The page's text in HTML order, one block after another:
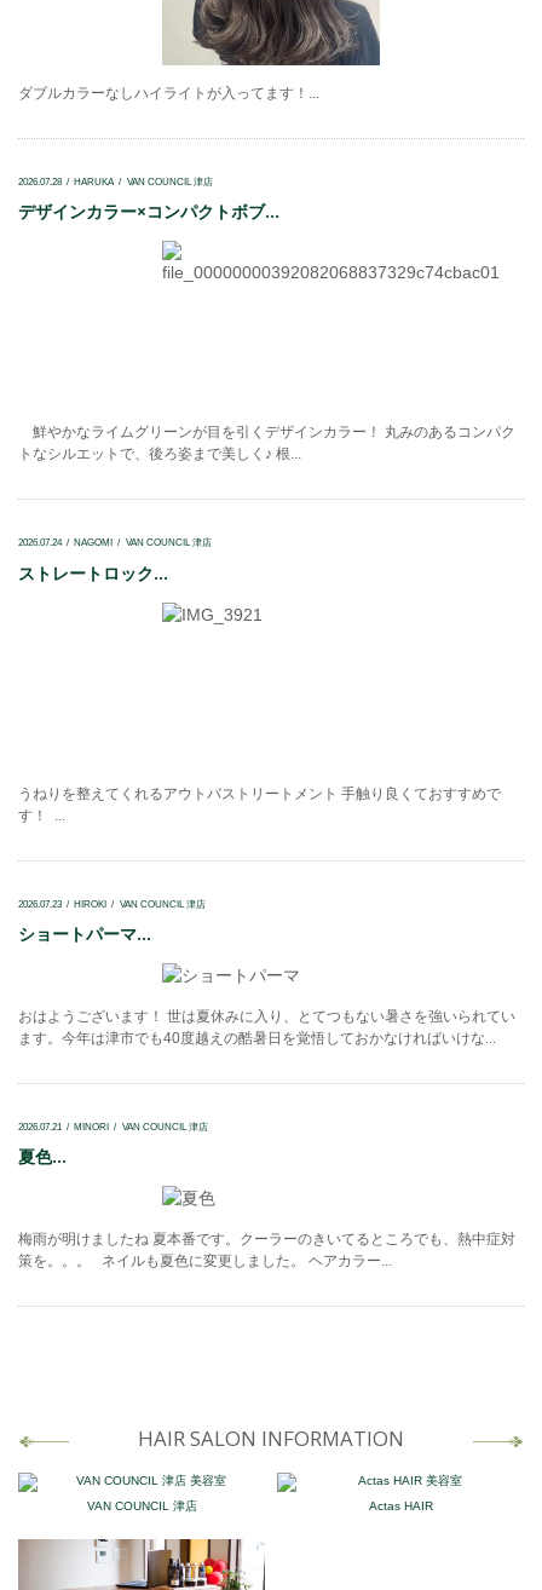
ダブルカラーなしハイライトが入ってます！...
2026.07.28 HARUKA VAN COUNCIL 津店
デザインカラー×コンパクトボブ...
鮮やかなライムグリーンが目を引くデザインカラー！ 丸みのあるコンパク
トなシルエットで、後ろ姿まで美しく♪ 根...
2026.07.24 NAGOMI VAN COUNCIL 津店
ストレートロック...
うねりを整えてくれるアウトバストリートメント 手触り良くておすすめで
す！ ...
2026.07.23 HIROKI VAN COUNCIL 津店
ショートパーマ...
おはようございます！ 世は夏休みに入り、とてつもない暑さを強いられてい
ます。今年は津市でも40度越えの酷暑日を覚悟しておかなければいけな...
2026.07.21 MINORI VAN COUNCIL 津店
夏色...
梅雨が明けましたね 夏本番です。クーラーのきいてるところでも、熱中症対
策を。。。 ネイルも夏色に変更しました。 ヘアカラー...
HAIR SALON INFORMATION
VAN COUNCIL 津店 Actas HAIR